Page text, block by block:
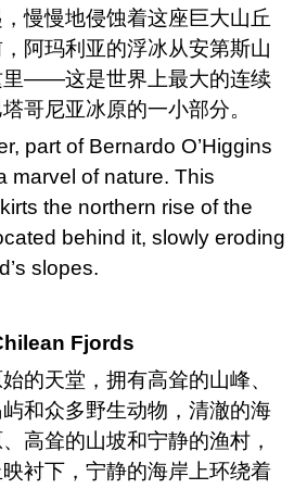
慢慢地侵蚀着这座巨大山丘
阿玛利亚的浮冰从安第斯山
里——这是世界上最大的连续
哥尼亚冰原的一小部分。
part of Bernardo O’Higgins
marvel of nature. This
the northern rise of the
behind it, slowly eroding
’s slopes.
Fjords
的天堂，拥有高耸的山峰、
和众多野生动物，清澈的海
高耸的山坡和宁静的渔村，
衬下，宁静的海岸上环绕着